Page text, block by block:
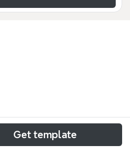
sobre LA FORMA PLANA,
Get template